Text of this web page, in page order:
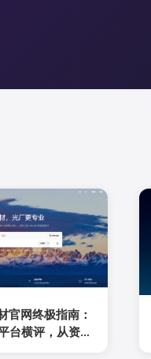
官网终极指南：
台横评，从资源